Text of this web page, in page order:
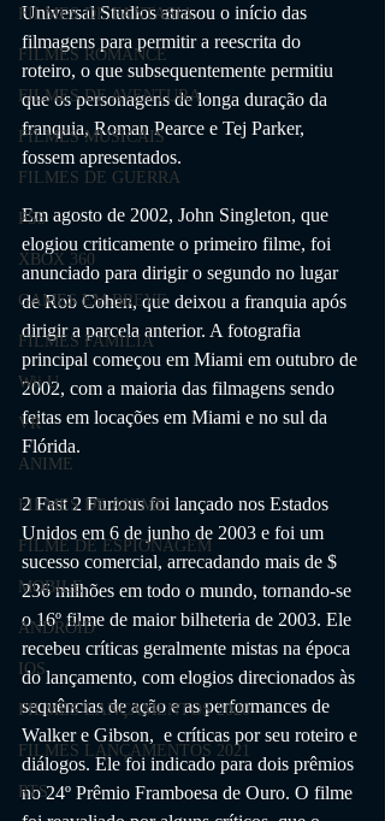
FILMES DE FANTASIA
FILMES ROMANCE
FILMES DE AVENTURA
FILMES MUSICAIS
FILMES DE GUERRA
PS3
XBOX 360
GAMES EM BREVE
FILMES FAMÍLIA
Wii U
VR
ANIME
FILMES DE ANIME
FILME DE ESPIONAGEM
MOBILE
ANDROID
IOS
FILMES LANÇAMENTOS 2020
FILMES LANÇAMENTOS 2021
RTS
Universal Studios atrasou o início das
filmagens para permitir a reescrita do
roteiro, o que subsequentemente permitiu
que os personagens de longa duração da
franquia, Roman Pearce e Tej Parker,
fossem apresentados.
Em agosto de 2002, John Singleton, que
elogiou criticamente o primeiro filme, foi
anunciado para dirigir o segundo no lugar
de Rob Cohen, que deixou a franquia após
dirigir a parcela anterior. A fotografia
principal começou em Miami em outubro de
2002, com a maioria das filmagens sendo
feitas em locações em Miami e no sul da
Flórida.
2 Fast 2 Furious foi lançado nos Estados
Unidos em 6 de junho de 2003 e foi um
sucesso comercial, arrecadando mais de $
236 milhões em todo o mundo, tornando-se
o 16º filme de maior bilheteria de 2003. Ele
recebeu críticas geralmente mistas na época
do lançamento, com elogios direcionados às
sequências de ação e as performances de
Walker e Gibson,  e críticas por seu roteiro e
diálogos. Ele foi indicado para dois prêmios
no 24º Prêmio Framboesa de Ouro. O filme